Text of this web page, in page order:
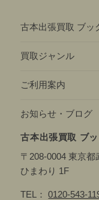
古本出張買取 ブッ
買取ジャンル
ご利用案内
お知らせ・ブログ
古本出張買取 ブ
〒208-0004 東京
ひまわり 1F
TEL：0120-543-